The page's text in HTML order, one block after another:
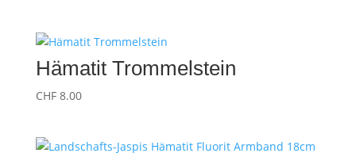
Hämatit Trommelstein
CHF8.00